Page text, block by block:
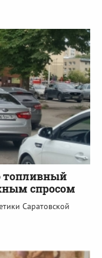
топливный
спросом
Саратовской